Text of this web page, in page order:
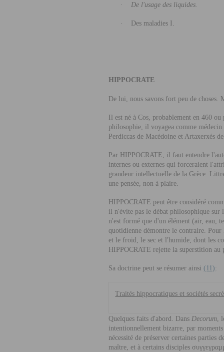
· De l'usage des liquides.
· Des maladies I.
HIPPOCRATE
De lui, nous savons fort peu de choses.
Il est né à Cos, probablement en 460
philosophie, il voyagea comme
Perdiccas de Macédoine et Artaxerxés
Par HIPPOCRATE, il faut entendre
internes ou externes qui forceraient
grandeur intellectuelle de la Grèce.
une pensée, non à plaire.
HIPPOCRATE peut être considéré
il n'évite pas le débat philosophique
n'est formé que d'un élément (air, eau,
quotidienne démontre le contraire.
et le froid, le sec et l'humide, dont les
HIPPOCRATE rejette la superstition
Sa doctrine peut se résumer ainsi(11):
Traités hippocratiques et sociétés
Quelques faits d'abord. Dans Decorum
intentionnellement bizarre, par
nécessité de préserver certaines parties
maître, et à certains disciples